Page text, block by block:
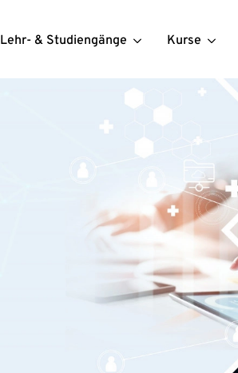
Lehr- & Studiengänge Kurse